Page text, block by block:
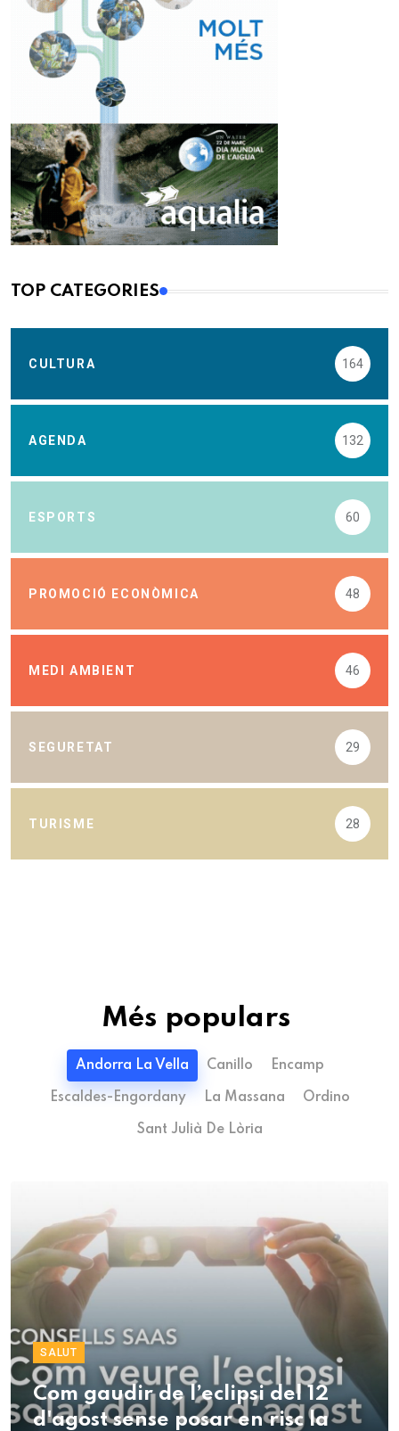
TOP CATEGORIES
CULTURA 164
AGENDA 132
ESPORTS 60
PROMOCIÓ ECONÒMICA 48
MEDI AMBIENT 46
SEGURETAT 29
TURISME 28
Més populars
Andorra La Vella Canillo Encamp
Escaldes-Engordany La Massana Ordino
Sant Julià De Lòria
SALUT
Com gaudir de l’eclipsi del 12
d'agost sense posar en risc la